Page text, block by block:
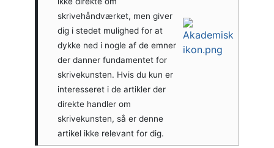
skrivehåndværket, men giver
dig i stedet mulighed for at
dykke ned i nogle af de emner
der danner fundamentet for
skrivekunsten. Hvis du kun er
interesseret i de artikler der
direkte handler om
skrivekunsten, så er denne
artikel ikke relevant for dig.